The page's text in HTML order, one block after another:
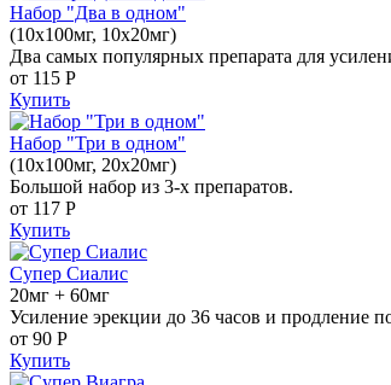
Набор "Два в одном"
(10x100мг, 10x20мг)
Два самых популярных препарата для
от 115 Р
Купить
Набор "Три в одном"
(10x100мг, 20x20мг)
Большой набор из 3-х препаратов.
от 117 Р
Купить
Супер Сиалис
20мг + 60мг
Усиление эрекции до 36 часов и продление
от 90 Р
Купить